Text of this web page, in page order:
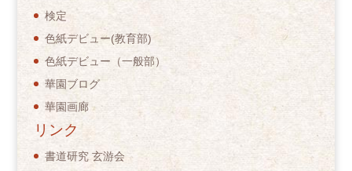
検定
色紙デビュー(教育部)
色紙デビュー（一般部）
華園ブログ
華園画廊
リンク
書道研究 玄游会